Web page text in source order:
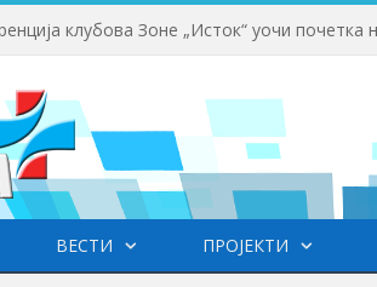
ВЕСТИ ПРОЈЕКТИ